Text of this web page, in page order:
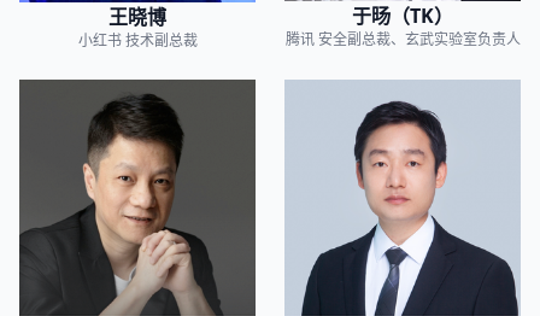
王晓博
小红书 技术副总裁
于旸（TK）
腾讯 安全副总裁、玄武实验室负责人